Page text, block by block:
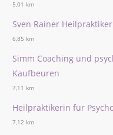
5,01 km
Sven Rainer
6,85 km
Simm Coaching und
Kaufbeuren
7,11 km
Heilpraktikerin für
7,12 km